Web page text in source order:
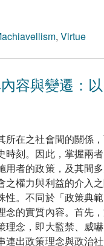
, Virtue
容與變遷：
在之社會間的關係
刻。因此，掌握兩
者的政策，及其間
權力與利益的介入
。不同於「政策典
念的實質內容。首
念，即大監禁、威
出政策理念與政治